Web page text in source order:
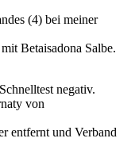
(4) bei meiner
Betaisadona Salbe.
negativ.
von
entfernt und Verband